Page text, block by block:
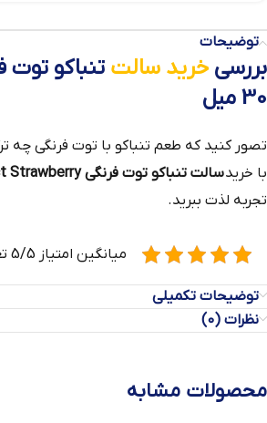
توضیحات
بررسیخرید سالت تنباکو توت
30 میل
تصور کنید که طعم تنباکو با توت فرنگی چه
با خریدسالت تنباکو توت فرنگی Ripe Vapes Vct Strawberry
تجربه لذت ببرید.
میانگین امتیاز 5/5 تعداد رأی دهنده (4)
توضیحات تکمیلی
نظرات (0)
محصولات مشابه